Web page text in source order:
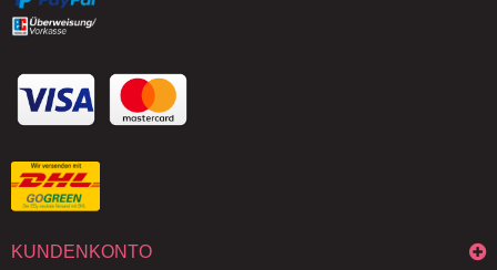
KUNDENKONTO